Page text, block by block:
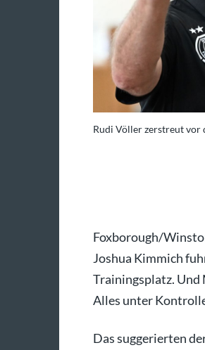
Rudi Völler zerstreut vor
Foxborough/
Joshua Kimmich
Trainingsplatz. Und
Alles unter
Das suggerierten